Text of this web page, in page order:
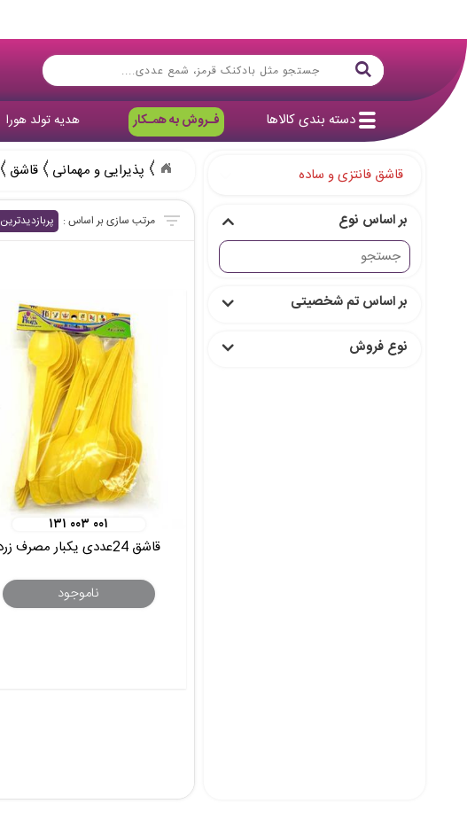
دسته بندی کالاها فـروش به همـکار هدیه تولد هورا
پذیرایی و مهمانی قاشق
پربازدیدترین
۱۳۱ ۰۰۳ ۰۰۱
قاشق 24عددی یکبار مصرف زرد
ناموجود
قاشق فانتزی و ساده
بر اساس نوع
بر اساس تم شخصیتی
نوع فروش